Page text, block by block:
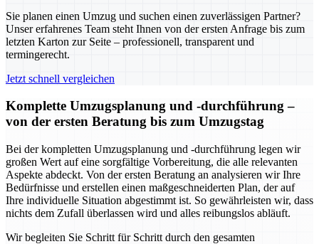
Sie planen einen Umzug und suchen einen zuverlässigen Partner?
Unser erfahrenes Team steht Ihnen von der ersten Anfrage bis zum
letzten Karton zur Seite – professionell, transparent und
termingerecht.
Jetzt schnell vergleichen
Komplette Umzugsplanung und -durchführung –
von der ersten Beratung bis zum Umzugstag
Bei der kompletten Umzugsplanung und -durchführung legen wir
großen Wert auf eine sorgfältige Vorbereitung, die alle relevanten
Aspekte abdeckt. Von der ersten Beratung an analysieren wir Ihre
Bedürfnisse und erstellen einen maßgeschneiderten Plan, der auf
Ihre individuelle Situation abgestimmt ist. So gewährleisten wir, dass
nichts dem Zufall überlassen wird und alles reibungslos abläuft.
Wir begleiten Sie Schritt für Schritt durch den gesamten